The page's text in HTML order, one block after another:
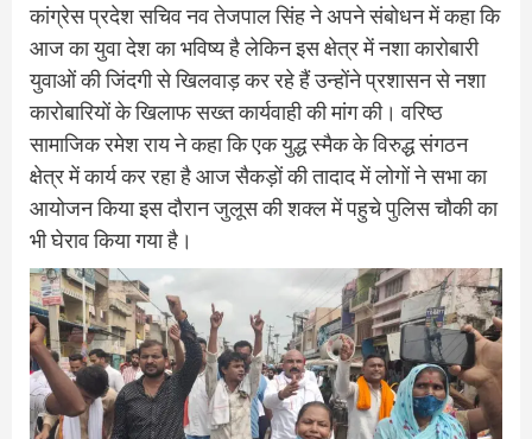
कांग्रेस प्रदेश सचिव नव तेजपाल सिंह ने अपने संबोधन में कहा कि
आज का युवा देश का भविष्य है लेकिन इस क्षेत्र में नशा कारोबारी
युवाओं की जिंदगी से खिलवाड़ कर रहे हैं उन्होंने प्रशासन से नशा
कारोबारियों के खिलाफ सख्त कार्यवाही की मांग की। वरिष्ठ
सामाजिक रमेश राय ने कहा कि एक युद्ध स्मैक के विरुद्ध संगठन
क्षेत्र में कार्य कर रहा है आज सैकड़ों की तादाद में लोगों ने सभा का
आयोजन किया इस दौरान जुलूस की शक्ल में पहुचे पुलिस चौकी का
भी घेराव किया गया है।